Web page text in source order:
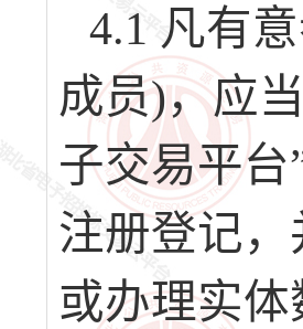
4.1 凡有
成员)，应
子交易平台
注册登记
或办理实